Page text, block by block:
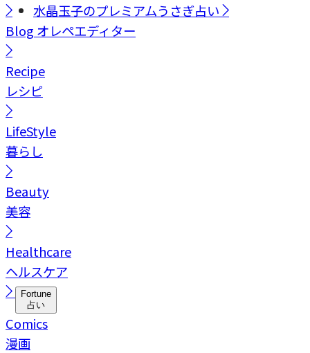
水晶玉子のプレミアムうさぎ占い
Blog オレペエディター
Recipe
レシピ
LifeStyle
暮らし
Beauty
美容
Healthcare
ヘルスケア
Fortune
占い
Comics
漫画